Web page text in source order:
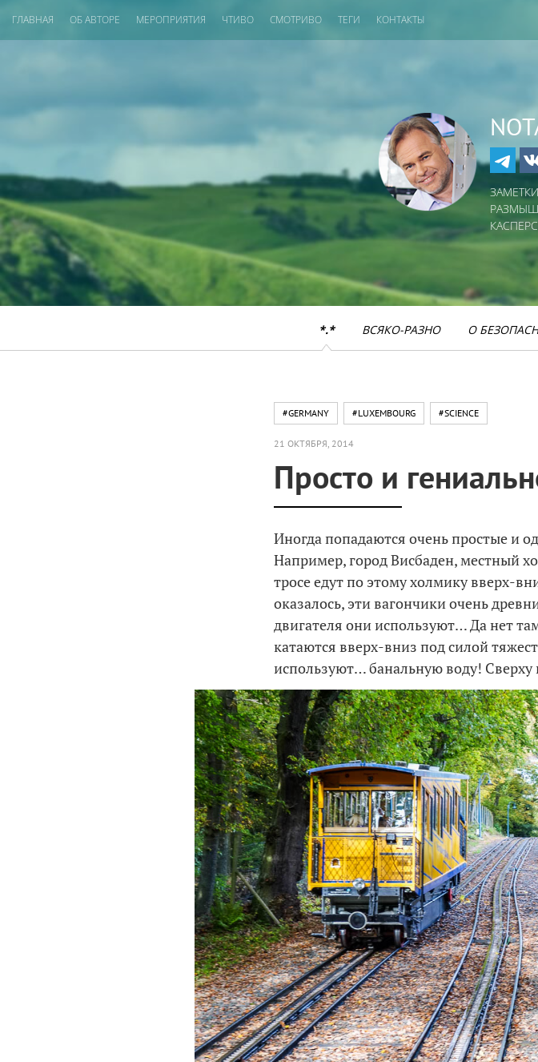
ГЛАВНАЯ ОБ АВТОРЕ МЕРОПРИЯТИЯ ЧТИВО СМОТРИВО ТЕГИ КОНТАКТЫ
*.* ВСЯКО-РАЗНО О
#GERMANY #LUXEMBOURG #SCIENCE
21 ОКТЯБРЯ, 2014
Просто и
Иногда попадаются очень простые и
Например, город Висбаден, местный
тросе едут по этому холмику вверх-
оказалось, эти вагончики очень
двигателя они используют… Да нет
катаются вверх-вниз под силой
используют… банальную воду! Сверху